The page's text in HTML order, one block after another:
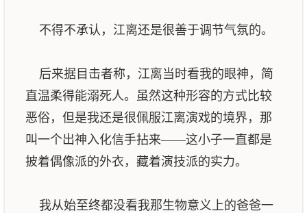
不得不承认，江离还是很善于调节气氛的。
后来据目击者称，江离当时看我的眼神，简
直温柔得能溺死人。虽然这种形容的方式比较
恶俗，但是我还是很佩服江离演戏的境界，那
叫一个出神入化信手拈来——这小子一直都是
披着偶像派的外衣，藏着演技派的实力。
我从始至终都没看我那生物意义上的爸爸一